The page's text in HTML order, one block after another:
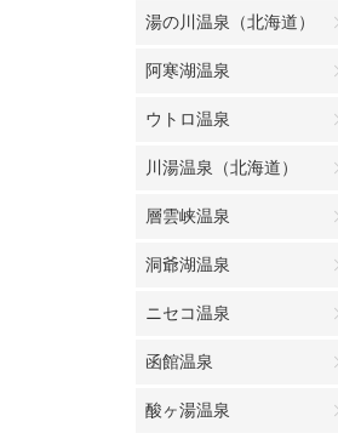
湯の川温泉（北海道）
阿寒湖温泉
ウトロ温泉
川湯温泉（北海道）
層雲峡温泉
洞爺湖温泉
ニセコ温泉
函館温泉
酸ヶ湯温泉